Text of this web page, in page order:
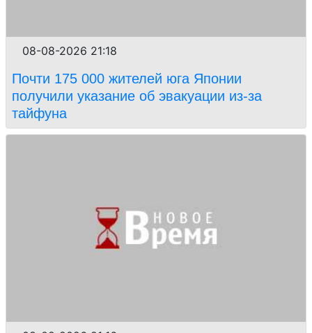
08-08-2026 21:18
Почти 175 000 жителей юга Японии
получили указание об эвакуации из-за
тайфуна